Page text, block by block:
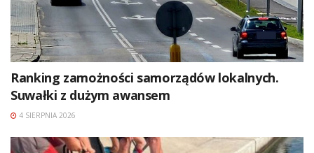
Ranking zamożności samorządów lokalnych.
Suwałki z dużym awansem
4 SIERPNIA 2026